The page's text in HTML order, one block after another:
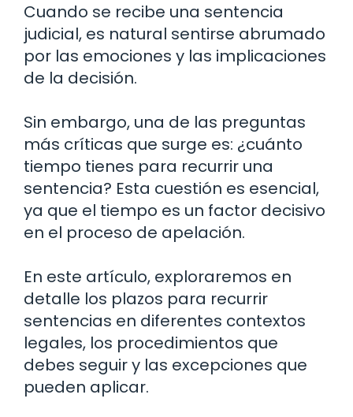
Cuando se recibe una sentencia
judicial, es natural sentirse abrumado
por las emociones y las implicaciones
de la decisión.
Sin embargo, una de las preguntas
más críticas que surge es: ¿cuánto
tiempo tienes para recurrir una
sentencia? Esta cuestión es esencial,
ya que el tiempo es un factor decisivo
en el proceso de apelación.
En este artículo, exploraremos en
detalle los plazos para recurrir
sentencias en diferentes contextos
legales, los procedimientos que
debes seguir y las excepciones que
pueden aplicar.